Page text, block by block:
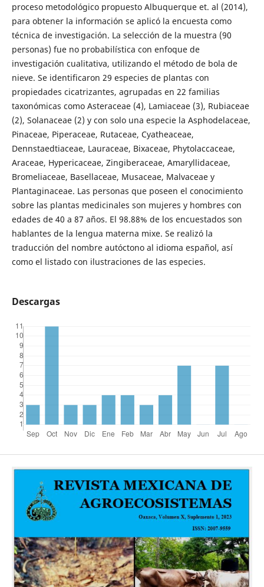
proceso metodológico propuesto Albuquerque et. al (2014),
para obtener la información se aplicó la encuesta como
técnica de investigación. La selección de la muestra (90
personas) fue no probabilística con enfoque de
investigación cualitativa, utilizando el método de bola de
nieve. Se identificaron 29 especies de plantas con
propiedades cicatrizantes, agrupadas en 22 familias
taxonómicas como Asteraceae (4), Lamiaceae (3), Rubiaceae
(2), Solanaceae (2) y con solo una especie la Asphodelaceae,
Pinaceae, Piperaceae, Rutaceae, Cyatheaceae,
Dennstaedtiaceae, Lauraceae, Bixaceae, Phytolaccaceae,
Araceae, Hypericaceae, Zingiberaceae, Amaryllidaceae,
Bromeliaceae, Basellaceae, Musaceae, Malvaceae y
Plantaginaceae. Las personas que poseen el conocimiento
sobre las plantas medicinales son mujeres y hombres con
edades de 40 a 87 años. El 98.88% de los encuestados son
hablantes de la lengua materna mixe. Se realizó la
traducción del nombre autóctono al idioma español, así
como el listado con ilustraciones de las especies.
Descargas